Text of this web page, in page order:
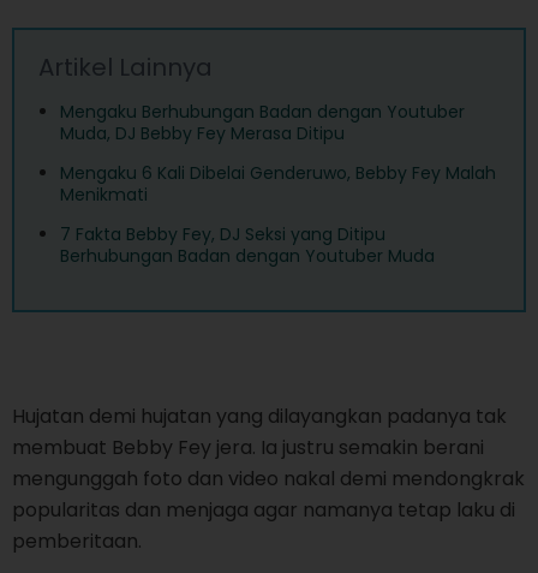
Artikel Lainnya
Mengaku Berhubungan Badan dengan Youtuber
Muda, DJ Bebby Fey Merasa Ditipu
Mengaku 6 Kali Dibelai Genderuwo, Bebby Fey Malah
Menikmati
7 Fakta Bebby Fey, DJ Seksi yang Ditipu
Berhubungan Badan dengan Youtuber Muda
Hujatan demi hujatan yang dilayangkan padanya tak
membuat Bebby Fey jera. Ia justru semakin berani
mengunggah foto dan video nakal demi mendongkrak
popularitas dan menjaga agar namanya tetap laku di
pemberitaan.